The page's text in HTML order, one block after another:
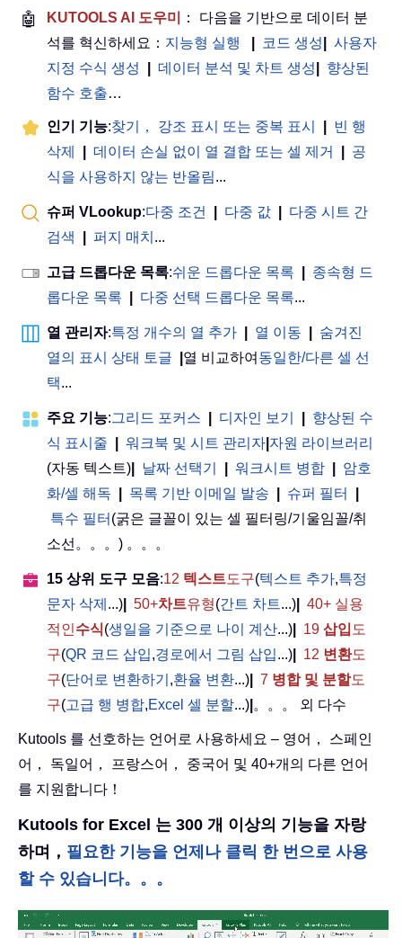
🤖 KUTOOLS AI 도우미
： 다음을 기반으로 데이터 분
석를 혁신하세요： 지능형 실행 코드 생성
사용자
지정 수식 생성
데이터 분석 및 차트 생성
향상된
함수 호출…
인기 기능:찾기， 강조 표시 또는 중복 표시
빈 행
삭제
데이터 손실 없이 열 결합 또는 셀 제거
공
식을 사용하지 않는 반올림...
슈퍼 VLookup:다중 조건 다중 값
다중 시트 간
검색
퍼지 매치 ...
고급 드롭다운 목록:쉬운 드롭다운 목록
종속형 드
롭다운 목록
다중 선택 드롭다운 목록...
열 관리자:특정 개수의 열 추가 열 이동
숨겨진
열의 표시 상태 토글
열 비교하여 동일한/다른 셀 선
택...
주요 기능:그리드 포커스 디자인 보기
향상된 수
식 표시줄
워크북 및 시트 관리자 자원 라이브러리
(자동 텍스트)
날짜 선택기 워크시트 병합
암호
화/셀 해독
목록 기반 이메일 발송 슈퍼 필터
특수 필터 (굵은 글꼴이 있는 셀 필터링/기울임꼴/취
소선。。。) 。。。
15 상위 도구 모음:12 텍스트도구(텍스트 추가,특정
문자 삭제 ...) 50+차트유형(간트 차트...)
40+ 실용
적인수식(생일을 기준으로 나이 계산...) 19 삽입 도
구(QR 코드 삽입,경로에서 그림 삽입...) 12 변환도
구(단어로 변환하기 ,환율 변환...) 7 병합 및 분할도
구(고급 행 병합,Excel 셀 분할...) 。。。 외 다수
Kutools 를 선호하는 언어로 사용하세요 – 영어， 스페인
어， 독일어， 프랑스어， 중국어 및 40+개의 다른 언어
를 지원합니다！
Kutools for Excel 는 300 개 이상의 기능을 자랑
하며， 필요한 기능을 언제나 클릭 한 번으로 사용
할 수 있습니다。。。